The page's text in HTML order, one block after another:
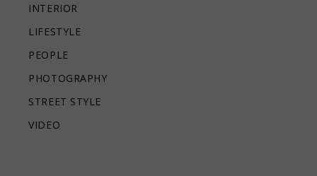
INTERIOR
LIFESTYLE
PEOPLE
PHOTOGRAPHY
STREET STYLE
VIDEO